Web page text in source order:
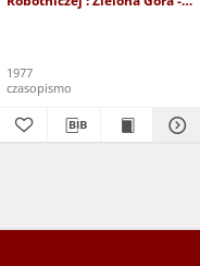
1977
czasopismo